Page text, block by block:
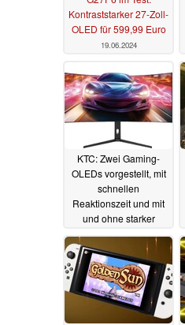
Kontraststarker 27-Zoll-
OLED für 599,99 Euro
19.06.2024
KTC: Zwei Gaming-
OLEDs vorgestellt, mit
schnellen
Reaktionszeit und mit
und ohne starker
Krümmung20.01.2024